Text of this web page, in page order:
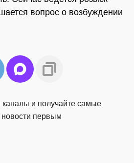
вопрос о возбуждении
и получайте самые
первым